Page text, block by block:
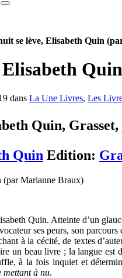
se lève, Elisabeth Quin
Elisabeth
dans La Une Livres, Les
Quin, Grasset,
Quin Edition:
Quin. Atteinte d’un
ses peurs, son
à la cécité, de textes
un beau livre ; la langue
à la fois inquiet et
mettant à nu.